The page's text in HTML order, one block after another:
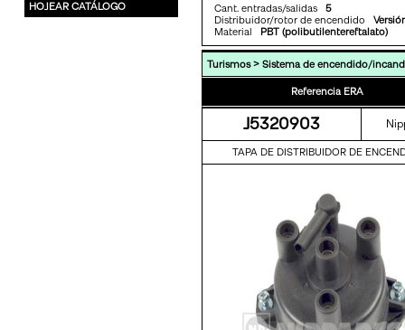
HOJEAR CATÁLOGO Cant. entradas/salidas 5
Distribuidor/rotor de encendido
Material PBT (polibutilentereftalato)
Turismos> Sistema de encendido/
Referencia ERA
J5320903
TAPA DE DISTRIBUIDOR DE